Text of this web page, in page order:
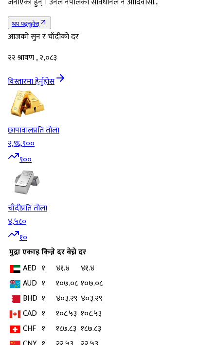
थप पढ्नुहोस्
आजको सुन र चाँदीको दर
२२ श्रावण , २,०८३
विस्तारमा हेर्नुहोस
छापावालप्रति तोला
२,९६,९००
९००
चाँदीप्रति तोला
४,५८०
१०
मुद्राएकाइकिन्ने दरबेच्ने दर
AED १ ४१.४
४१.४
AUD १ १०७.०८ १०७.०८
BHD १ ४०३.२९ ४०३.२९
CAD १ १०८.५३ १०८.५३
CHF १ १८७.८३ १८७.८३